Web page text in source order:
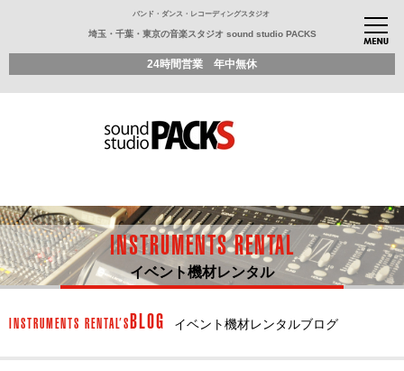
バンド・ダンス・レコーディングスタジオ
埼玉・千葉・東京の音楽スタジオ sound studio PACKS
24時間営業 年中無休
INSTRUMENTS RENTAL
イベント機材レンタル
INSTRUMENTS RENTAL’SBLOG イベント機材レンタルブログ